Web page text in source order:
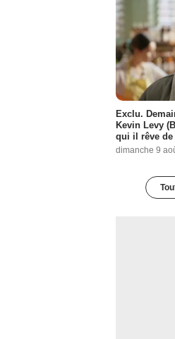
Exclu.
Kevin Levy
qui il rêve de
dimanche 9